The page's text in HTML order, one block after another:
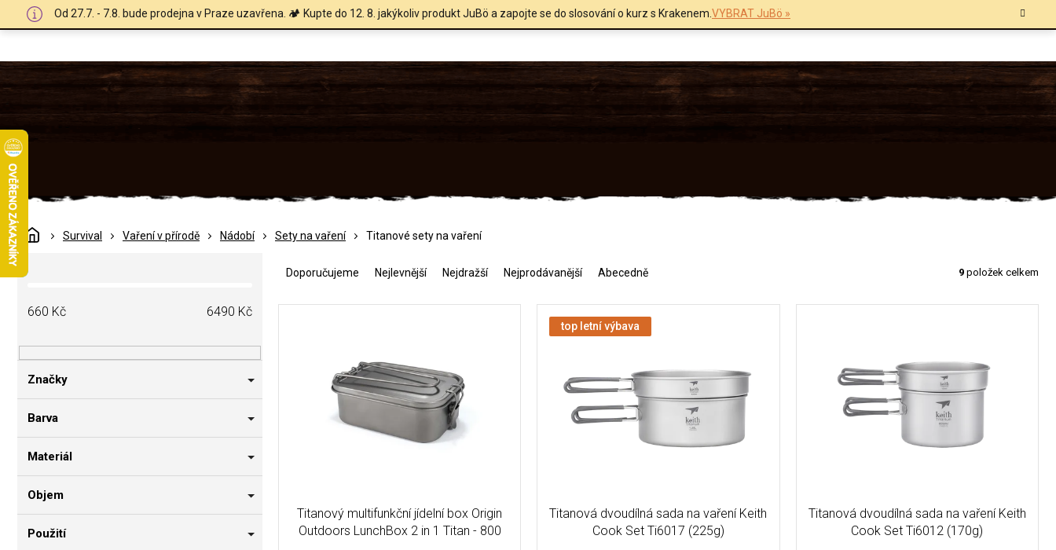
Od 27.7. - 7.8. bude prodejna v Praze uzavřena. 🏕️ Kupte do 12. 8. jakýkoliv produkt JuBö a zapojte se do slosování o kurz s Krakenem.VYBRAT JuBö »
DomůSurvival Vaření v přírodě Nádobí Sety na vaření Titanové sety na vaření
P
o
a
n
í
a
660 Kč 6490 Kč
Značky
Barva
Materiál
Objem
Použití
e
Doporučujeme Nejlevnější Nejdražší Nejprodávanější Abecedně 9 položek celkem
Titanový multifunkční jídelní box Origin
Outdoors LunchBox 2 in 1 Titan - 800
top letní výbava
Titanová dvoudílná sada na vaření Keith
Cook Set Ti6017 (225g)
Titanová dvoudílná sada na vaření Keith
Cook Set Ti6012 (170g)